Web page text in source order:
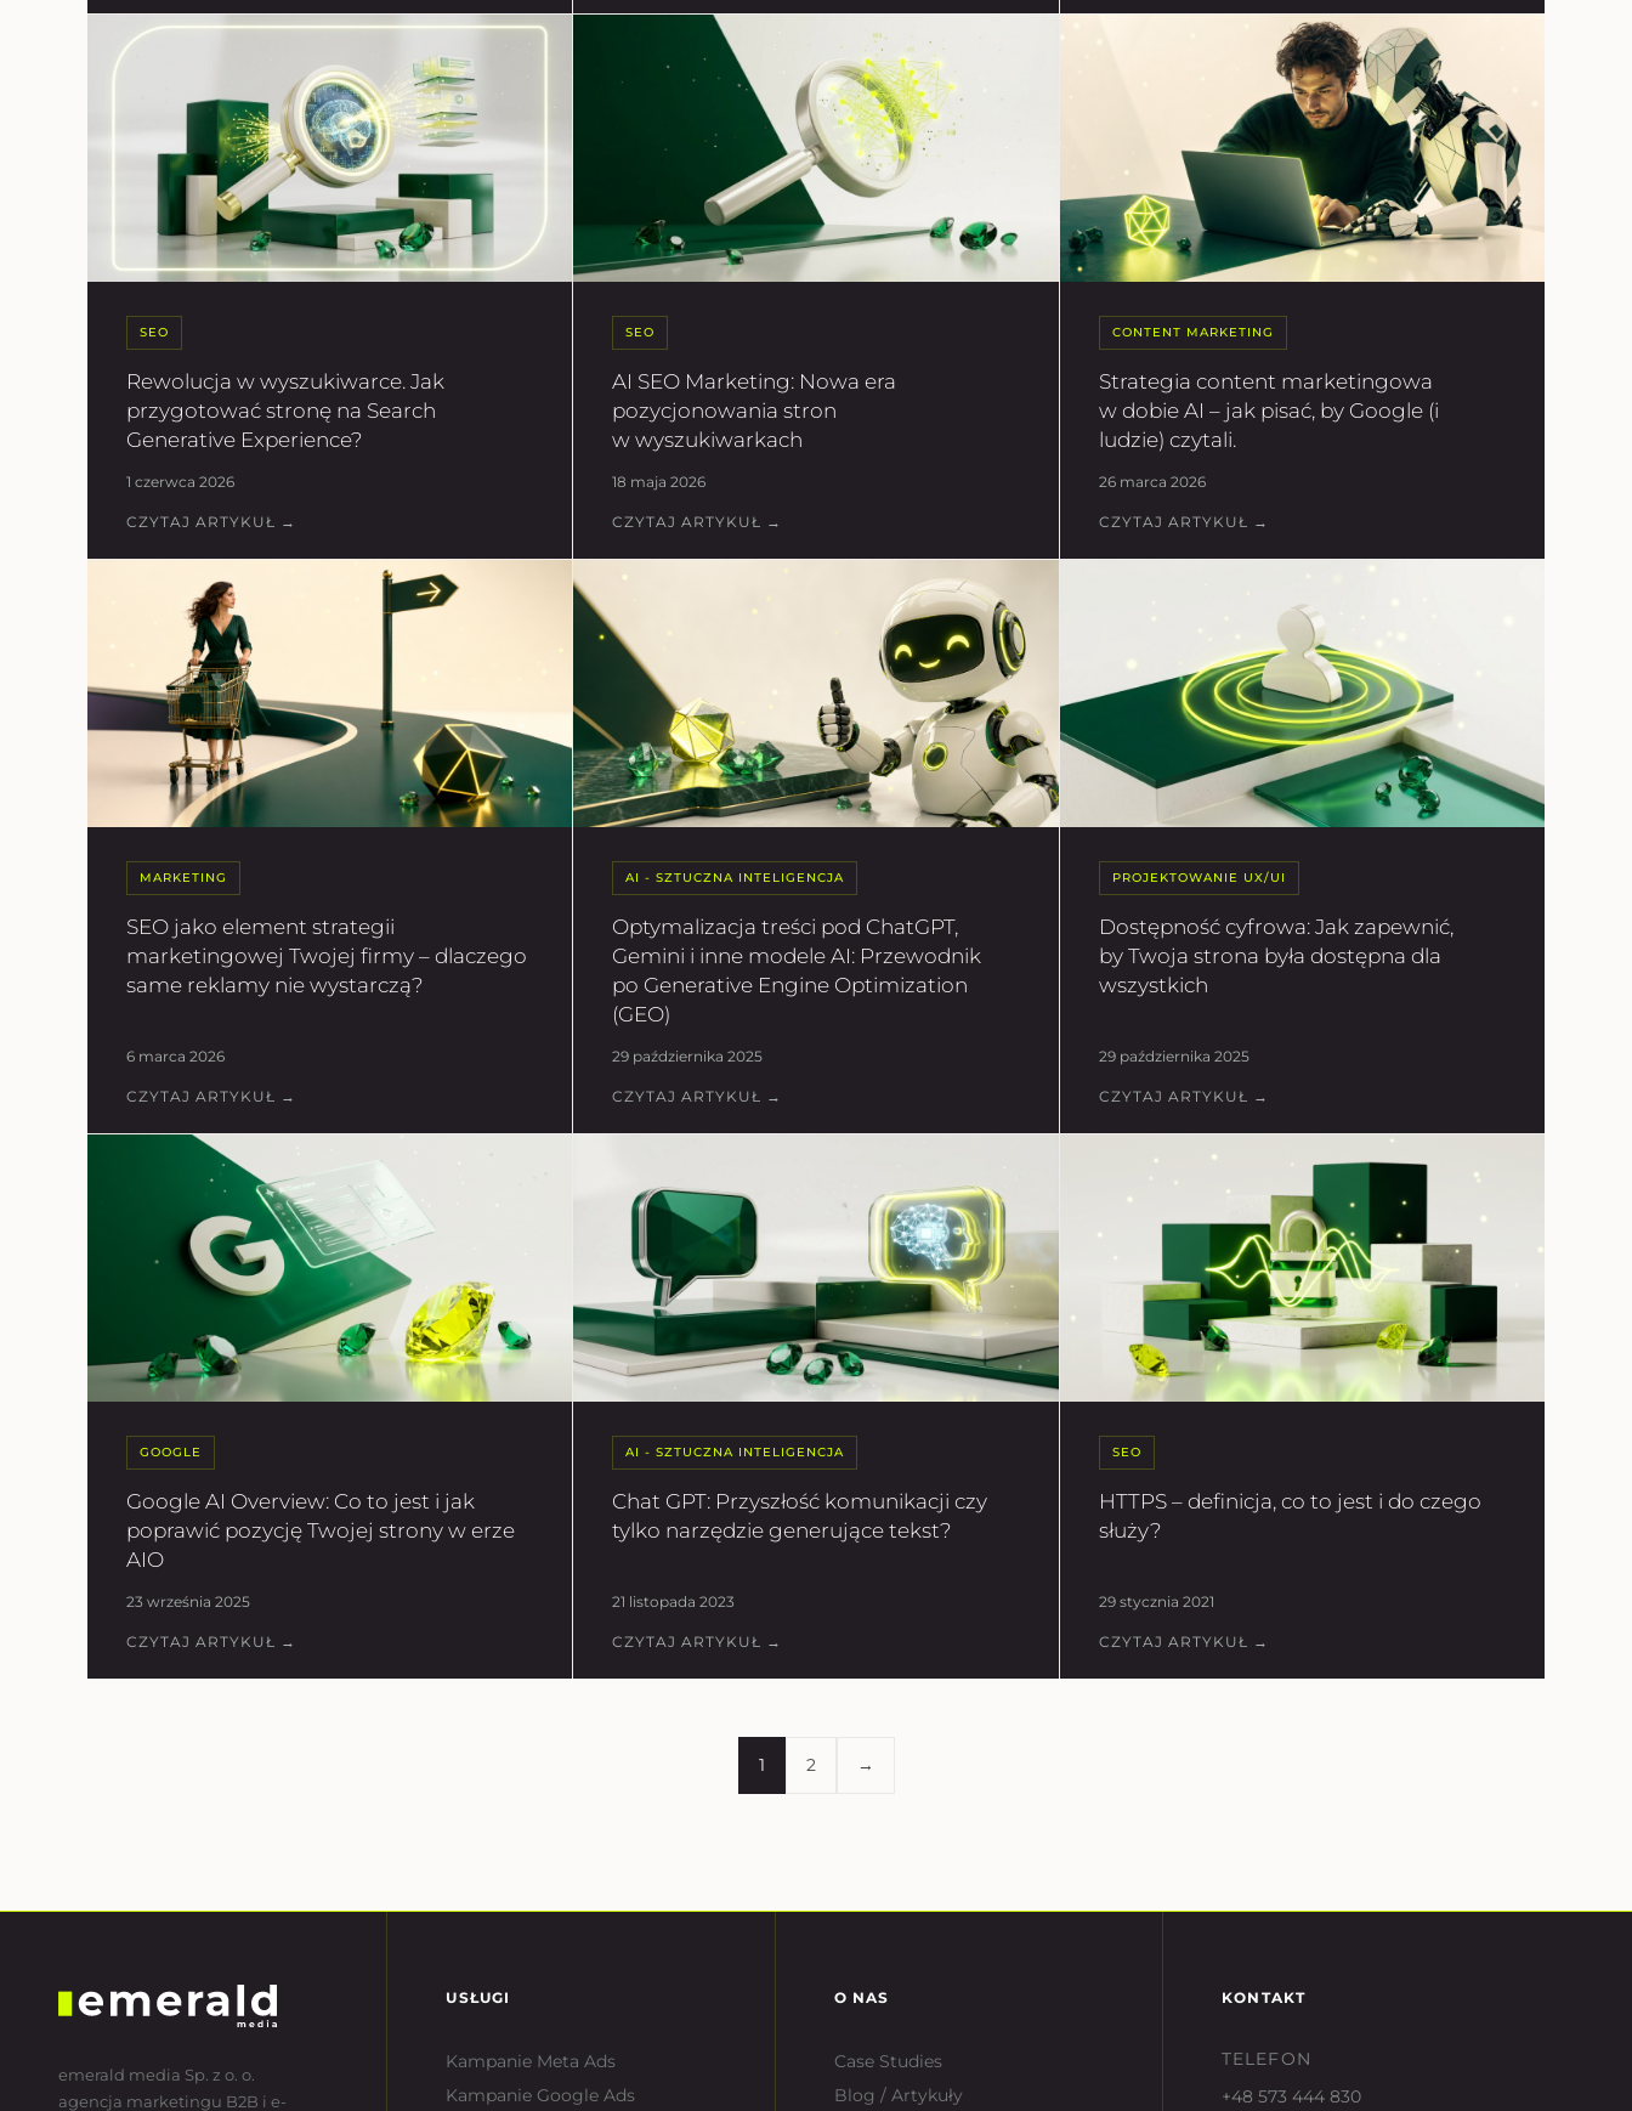
SEO
Rewolucja w wyszukiwarce. Jak
przygotować stronę na Search
Generative Experience?
1 czerwca 2026
CZYTAJ ARTYKUŁ →
SEO
AI SEO Marketing: Nowa era
pozycjonowania stron
w wyszukiwarkach
18 maja 2026
CZYTAJ ARTYKUŁ →
CONTENT MARKETING
Strategia content marketingowa
w dobie AI – jak pisać, by Google (i
ludzie) czytali.
26 marca 2026
CZYTAJ ARTYKUŁ →
MARKETING
SEO jako element strategii
marketingowej Twojej firmy – dlaczego
same reklamy nie wystarczą?
6 marca 2026
CZYTAJ ARTYKUŁ →
AI - SZTUCZNA INTELIGENCJA
Optymalizacja treści pod ChatGPT,
Gemini i inne modele AI: Przewodnik
po Generative Engine Optimization
(GEO)
29 października 2025
CZYTAJ ARTYKUŁ →
PROJEKTOWANIE UX/UI
Dostępność cyfrowa: Jak zapewnić,
by Twoja strona była dostępna dla
wszystkich
29 października 2025
CZYTAJ ARTYKUŁ →
GOOGLE
Google AI Overview: Co to jest i jak
poprawić pozycję Twojej strony w erze
AIO
23 września 2025
CZYTAJ ARTYKUŁ →
AI - SZTUCZNA INTELIGENCJA
Chat GPT: Przyszłość komunikacji czy
tylko narzędzie generujące tekst?
21 listopada 2023
CZYTAJ ARTYKUŁ →
SEO
HTTPS – definicja, co to jest i do czego
służy?
29 stycznia 2021
CZYTAJ ARTYKUŁ →
1 2 →
emerald media Sp. z o. o.
agencja marketingu B2B i e-
USŁUGI
Kampanie Meta Ads
Kampanie Google Ads
O NAS
Case Studies
Blog / Artykuły
KONTAKT
TELEFON
+48 573 444 830